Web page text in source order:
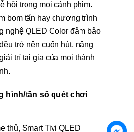
hội trong mọi cảnh phim.
bom tấn hay chương trình
nghệ QLED Color đảm bảo
trở nên cuốn hút, nâng
trí tại gia của mọi thành
hình/tần số quét chơi
thủ, Smart Tivi QLED